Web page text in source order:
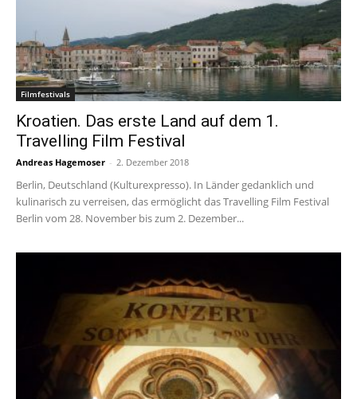
Filmfestivals
Kroatien. Das erste Land auf dem 1.
Travelling Film Festival
Andreas Hagemoser - 2. Dezember 2018
Berlin, Deutschland (Kulturexpresso). In Länder gedanklich und
kulinarisch zu verreisen, das ermöglicht das Travelling Film Festival
Berlin vom 28. November bis zum 2. Dezember...